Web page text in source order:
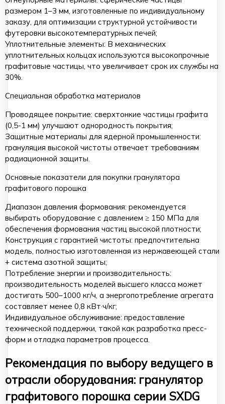
размером 1–3 мм, изготовленные по индивидуальному
заказу, для оптимизации структурной устойчивости
футеровки высокотемпературных печей;
Уплотнительные элементы: В механических
уплотнительных кольцах используются высокопрочные
графитовые частицы, что увеличивает срок их службы на
30%.
Специальная обработка материалов
Проводящее покрытие: сверхтонкие частицы графита
(0,5-1 мм) улучшают однородность покрытия;
Защитные материалы для ядерной промышленности:
грануляция высокой чистоты отвечает требованиям
радиационной защиты.
Основные показатели для покупки гранулятора
графитового порошка
Диапазон давления формования: рекомендуется
выбирать оборудование с давлением ≥ 150 МПа для
обеспечения формования частиц высокой плотности;
Конструкция с гарантией чистоты: предпочтительна
модель, полностью изготовленная из нержавеющей стали
+ система азотной защиты;
Потребление энергии и производительность:
производительность моделей высшего класса может
достигать 500–1000 кг/ч, а энергопотребление агрегата
составляет менее 0,8 кВт·ч/кг;
Индивидуальное обслуживание: предоставление
технической поддержки, такой как разработка пресс-
форм и отладка параметров процесса.
Рекомендация по выбору ведущего в
отрасли оборудования: гранулятор
графитового порошка серии SXDG